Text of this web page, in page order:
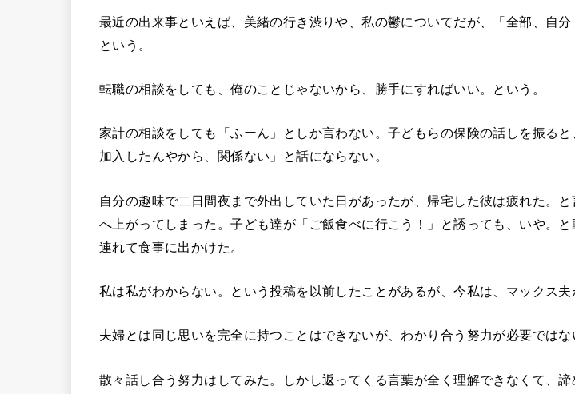
最近の出来事といえば、美緒の行き渋りや、私の鬱についてだが、「全部、自分
という。
転職の相談をしても、俺のことじゃないから、勝手にすればいい。という。
家計の相談をしても「ふーん」としか言わない。子どもらの保険の話しを振ると
加入したんやから、関係ない」と話にならない。
自分の趣味で二日間夜まで外出していた日があったが、帰宅した彼は疲れた。
へ上がってしまった。子ども達が「ご飯食べに行こう！」と誘っても、いや。
連れて食事に出かけた。
私は私がわからない。という投稿を以前したことがあるが、今私は、マックス夫
夫婦とは同じ思いを完全に持つことはできないが、わかり合う努力が必要ではな
散々話し合う努力はしてみた。しかし返ってくる言葉が全く理解できなくて、